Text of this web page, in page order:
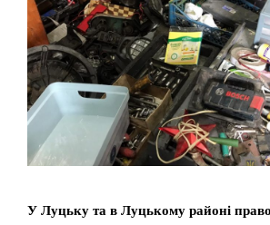
У Луцьку та в Луцькому районі